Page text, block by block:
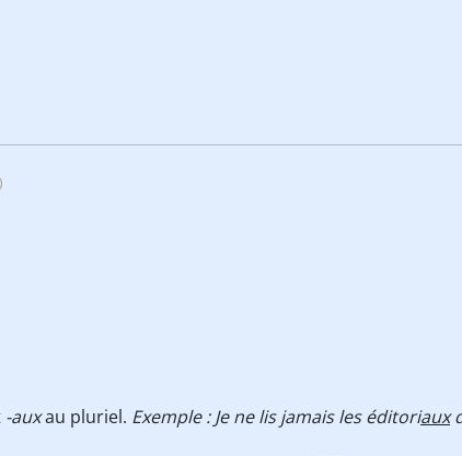
-auxau pluriel. Exemple : Je ne lis jamais les éditoriaux